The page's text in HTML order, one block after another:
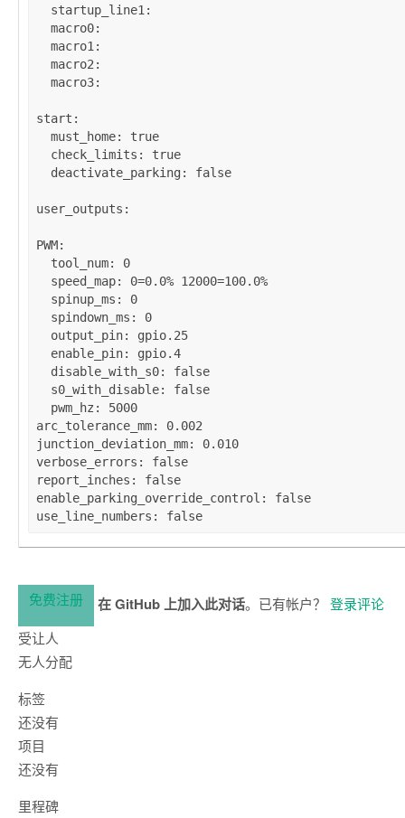
startup_line1 :
macro0:
macro1 :
macro2 :
macro3:
start :
must_home: true
check_limits : true
deactivate_parking : false
user_outputs :
PWM:
tool_num: 0
speed_map: 0=0.0% 12000=100.0%
spinup_ms : 0
spindown_ms : 0
output_pin: gpio.25
enable_pin: gpio.4
disable_with_s0: false
s0_with_disable: false
pwm_hz : 5000
arc_tolerance_mm: 0.002
junction_deviation_mm: 0.010
verbose_errors : false
report_inches : false
enable_parking_override_control : false
use_line_numbers : false
免费注册 在 GitHub 上加入此对话。已有帐户？ 登录评论
受让人
无人分配
标签
还没有
项目
还没有
里程碑